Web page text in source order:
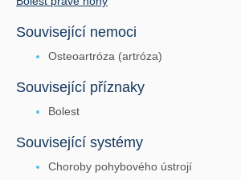
Související nemoci
Osteoartróza (artróza)
Související příznaky
Bolest
Související systémy
Choroby pohybového ústrojí